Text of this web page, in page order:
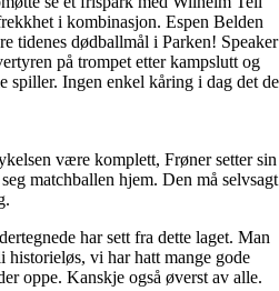
i kombinasjon. Espen Belden
tidenes dødballmål i Parken! Speaker
på trompet etter kampslutt og
spiller. Ingen enkel kåring i dag det
være komplett, Frøner setter sin
matchballen hjem. Den må selvsagt
har sett fra dette laget. Man
vi har hatt mange gode
oppe. Kanskje også øverst av alle.